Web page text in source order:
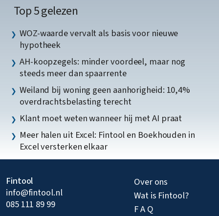
Top 5 gelezen
WOZ-waarde vervalt als basis voor nieuwe
hypotheek
AH-koopzegels: minder voordeel, maar nog
steeds meer dan spaarrente
Weiland bij woning geen aanhorigheid: 10,4%
overdrachtsbelasting terecht
Klant moet weten wanneer hij met AI praat
Meer halen uit Excel: Fintool en Boekhouden in
Excel versterken elkaar
Fintool
info@fintool.nl
085 111 89 99
Over ons
Wat is Fintool?
F A Q